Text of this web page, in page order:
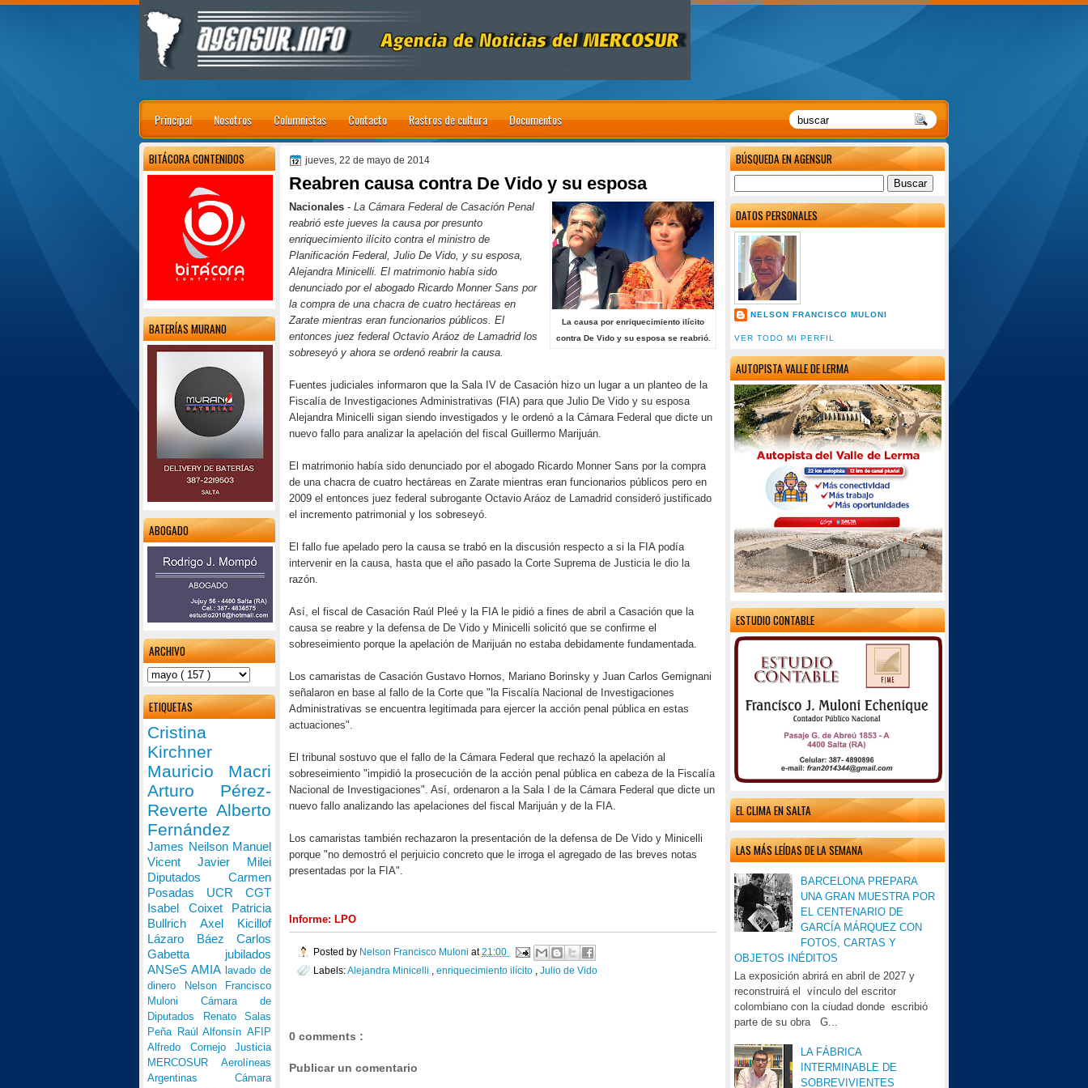
Principal Nosotros Columnistas Contacto Rastros de cultura Documentos
BÚSQUEDA EN AGENSUR
DATOS PERSONALES
NELSON FRANCISCO MULONI
VER TODO MI PERFIL
AUTOPISTA VALLE DE LERMA
ESTUDIO CONTABLE
EL CLIMA EN SALTA
LAS MÁS LEÍDAS DE LA SEMANA
BARCELONA PREPARA
UNA GRAN MUESTRA POR
EL CENTENARIO DE
GARCÍA MÁRQUEZ CON
FOTOS, CARTAS Y
OBJETOS INÉDITOS
La exposición abrirá en abril de 2027 y
reconstruirá el vínculo del escritor
colombiano con la ciudad donde escribió
parte de su obra G...
LA FÁBRICA
INTERMINABLE DE
SOBREVIVIENTES
jueves, 22 de mayo de 2014
Reabren causa contra De Vido y su esposa
La causa por enriquecimiento ilícito
contra De Vido y su esposa se reabrió.
Nacionales - La Cámara Federal de Casación Penal
reabrió este jueves la causa por presunto
enriquecimiento ilícito contra el ministro de
Planificación Federal, Julio De Vido, y su esposa,
Alejandra Minicelli. El matrimonio había sido
denunciado por el abogado Ricardo Monner Sans por
la compra de una chacra de cuatro hectáreas en
Zarate mientras eran funcionarios públicos. El
entonces juez federal Octavio Aráoz de Lamadrid los
sobreseyó y ahora se ordenó reabrir la causa.
Fuentes judiciales informaron que la Sala IV de Casación hizo un lugar a un planteo de la
Fiscalía de Investigaciones Administrativas (FIA) para que Julio De Vido y su esposa
Alejandra Minicelli sigan siendo investigados y le ordenó a la Cámara Federal que dicte un
nuevo fallo para analizar la apelación del fiscal Guillermo Marijuán.
El matrimonio había sido denunciado por el abogado Ricardo Monner Sans por la compra
de una chacra de cuatro hectáreas en Zarate mientras eran funcionarios públicos pero en
2009 el entonces juez federal subrogante Octavio Aráoz de Lamadrid consideró justificado
el incremento patrimonial y los sobreseyó.
El fallo fue apelado pero la causa se trabó en la discusión respecto a si la FIA podía
intervenir en la causa, hasta que el año pasado la Corte Suprema de Justicia le dio la
razón.
Así, el fiscal de Casación Raúl Pleé y la FIA le pidió a fines de abril a Casación que la
causa se reabre y la defensa de De Vido y Minicelli solicitó que se confirme el
sobreseimiento porque la apelación de Marijuán no estaba debidamente fundamentada.
Los camaristas de Casación Gustavo Hornos, Mariano Borinsky y Juan Carlos Gemignani
señalaron en base al fallo de la Corte que "la Fiscalía Nacional de Investigaciones
Administrativas se encuentra legitimada para ejercer la acción penal pública en estas
actuaciones".
El tribunal sostuvo que el fallo de la Cámara Federal que rechazó la apelación al
sobreseimiento "impidió la prosecución de la acción penal pública en cabeza de la Fiscalía
Nacional de Investigaciones". Así, ordenaron a la Sala I de la Cámara Federal que dicte un
nuevo fallo analizando las apelaciones del fiscal Marijuán y de la FIA.
Los camaristas también rechazaron la presentación de la defensa de De Vido y Minicelli
porque "no demostró el perjuicio concreto que le irroga el agregado de las breves notas
presentadas por la FIA".
Informe: LPO
Posted by Nelson Francisco Muloni at21:00
Labels:Alejandra Minicelli enriquecimiento ilícito Julio de Vido
0 comments :
Publicar un comentario
BITÁCORA CONTENIDOS
BATERÍAS MURANO
ABOGADO
ARCHIVO
ETIQUETAS
Cristina
Kirchner
Mauricio Macri
Arturo Pérez-
Reverte Alberto
Fernández
James Neilson Manuel
Vicent Javier Milei
Diputados Carmen
Posadas UCR CGT
Isabel Coixet Patricia
Bullrich Axel Kicillof
Lázaro Báez Carlos
Gabetta jubilados
ANSeSAMIA lavado de
dinero
Nelson Francisco
Muloni Cámara de
Diputados
Renato Salas
Peña Raúl AlfonsínAFIP
Alfredo Cornejo Justicia
MERCOSUR Aerolíneas
Argentinas Cámara